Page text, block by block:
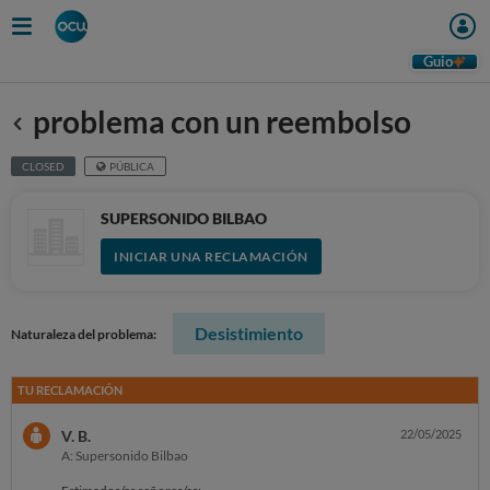
Guio
Anterior
problema con un reembolso
CLOSED PÚBLICA
SUPERSONIDO BILBAO
INICIAR UNA RECLAMACIÓN
Naturaleza del problema: Desistimiento
TU RECLAMACIÓN
V. B.
A: Supersonido Bilbao
22/05/2025